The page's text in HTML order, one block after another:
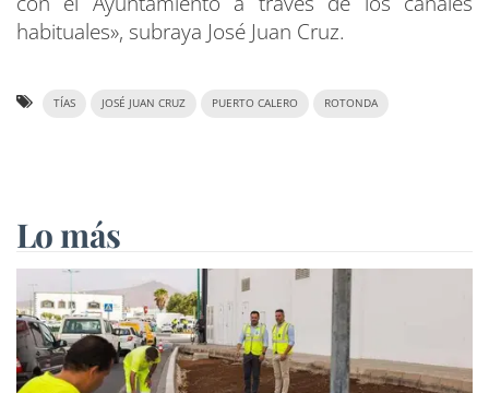
habituales», subraya José Juan Cruz.
TÍAS JOSÉ JUAN CRUZ PUERTO CALERO ROTONDA
Lo más